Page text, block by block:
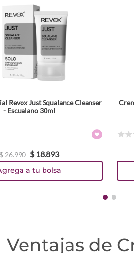
Revox Just Squalance Cleanser
- Escualano 30ml
26.990 $ 18.893
a tu bolsa
Ventajas de